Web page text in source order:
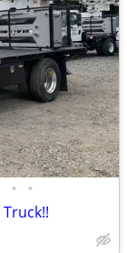
• •